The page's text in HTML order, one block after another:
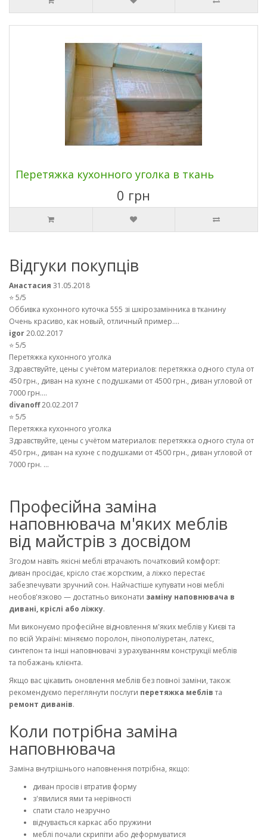
Перетяжка кухонного уголка в ткань
0 грн
Відгуки покупців
Анастасия 31.05.2018
⭐ 5/5
Оббивка кухонного куточка 555 зі шкірозамінника в тканину
Очень красиво, как новый, отличный пример....
igor20.02.2017
⭐ 5/5
Перетяжка кухонного уголка
Здравствуйте, цены с учётом материалов: перетяжка одного стула от
450 грн., диван на кухне с подушками от 4500 грн., диван угловой от
7000 грн....
divanoff20.02.2017
⭐ 5/5
Перетяжка кухонного уголка
Здравствуйте, цены с учётом материалов: перетяжка одного стула от
450 грн., диван на кухне с подушками от 4500 грн., диван угловой от
7000 грн. ...
Професійна заміна
наповнювача м'яких меблів
від майстрів з досвідом
Згодом навіть якісні меблі втрачають початковий комфорт:
диван просідає, крісло стає жорстким, а ліжко перестає
забезпечувати зручний сон. Найчастіше купувати нові меблі
необов'язково — достатньо виконати заміну наповнювача в
дивані, кріслі або ліжку.
Ми виконуємо професійне відновлення м'яких меблів у Києві та
по всій Україні: міняємо поролон, пінополіуретан, латекс,
синтепон та інші наповнювачі з урахуванням конструкції меблів
та побажань клієнта.
Якщо вас цікавить оновлення меблів без повної заміни, також
рекомендуємо переглянути послуги перетяжка меблівта
ремонт диванів.
Коли потрібна заміна
наповнювача
Заміна внутрішнього наповнення потрібна, якщо:
диван просів і втратив форму
з'явилися ями та нерівності
спати стало незручно
відчувається каркас або пружини
меблі почали скрипіти або деформуватися